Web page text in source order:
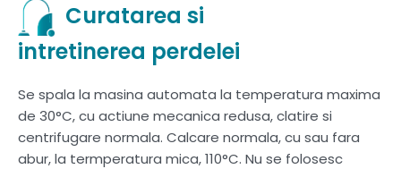
Curatarea si
intretinerea perdelei
Se spala la masina automata la temperatura maxima
de 30°C, cu actiune mecanica redusa, clatire si
centrifugare normala. Calcare normala, cu sau fara
abur, la termperatura mica, 110°C. Nu se folosesc